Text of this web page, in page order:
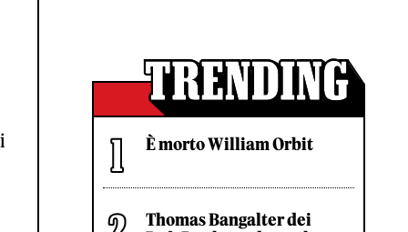
È morto William Orbit
Thomas Bangalter dei